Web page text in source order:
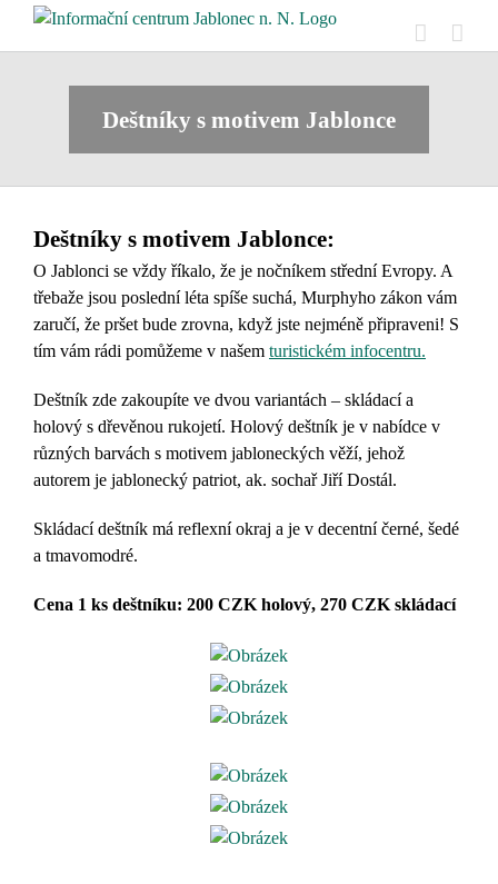
Přeskočit
Deštníky s motivem Jablonce
Deštníky s motivem Jablonce:
O Jablonci se vždy říkalo, že je nočníkem střední Evropy. A
třebaže jsou poslední léta spíše suchá, Murphyho zákon vám
zaručí, že pršet bude zrovna, když jste nejméně připraveni! S
tím vám rádi pomůžeme v našem turistickém infocentru.
Deštník zde zakoupíte ve dvou variantách – skládací a
holový s dřevěnou rukojetí. Holový deštník je v nabídce v
různých barvách s motivem jabloneckých věží, jehož
autorem je jablonecký patriot, ak. sochař Jiří Dostál.
Skládací deštník má reflexní okraj a je v decentní černé, šedé
a tmavomodré.
Cena 1 ks deštníku: 200 CZK holový, 270 CZK skládací